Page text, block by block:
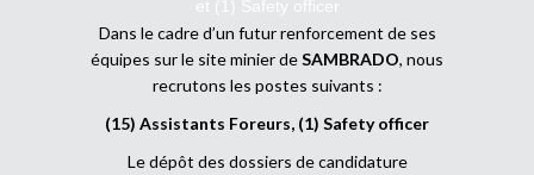
et (1) Safety officer
Dans le cadre d’un futur renforcement de ses
équipes sur le site minier deSAMBRADO, nous
recrutons les postes suivants :
(15) Assistants Foreurs, (1) Safety officer
Le dépôt des dossiers de candidature